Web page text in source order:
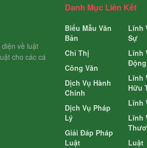
về luật
cho các cá
Danh Mục Liên Kết
Biểu Mẫu Văn
Bản
Chỉ Thị
Công Văn
Dịch Vụ Hành
Chính
Dịch Vụ Pháp
Lý
Giải Đáp Pháp
Luật
Lĩnh
Sự
Lĩnh
Động
Lĩnh
Hữu
Lĩnh
Lĩnh
Luật